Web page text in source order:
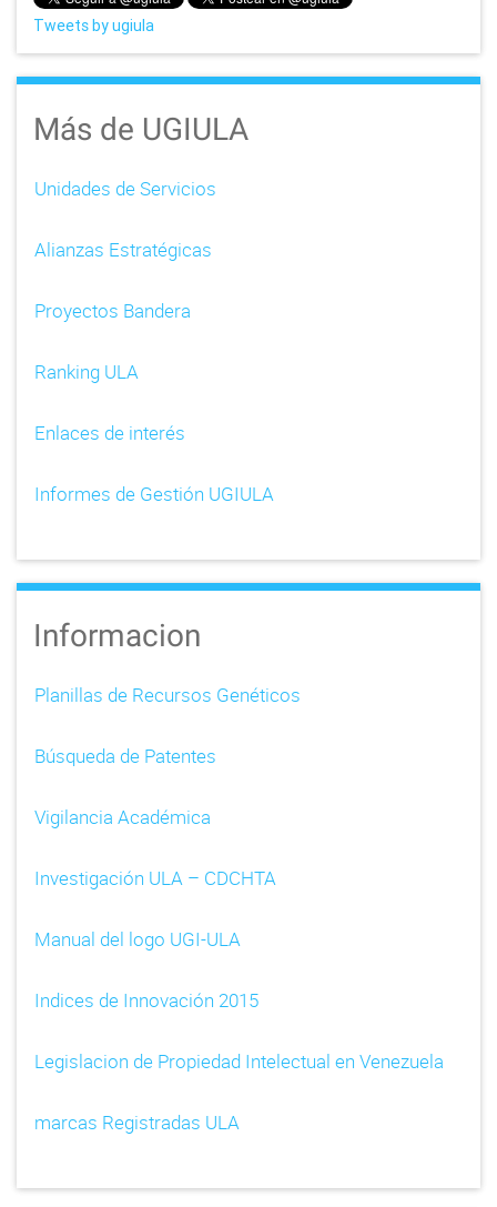
Tweets by ugiula
Más de UGIULA
Unidades de Servicios
Alianzas Estratégicas
Proyectos Bandera
Ranking ULA
Enlaces de interés
Informes de Gestión UGIULA
Informacion
Planillas de Recursos Genéticos
Búsqueda de Patentes
Vigilancia Académica
Investigación ULA – CDCHTA
Manual del logo UGI-ULA
Indices de Innovación 2015
Legislacion de Propiedad Intelectual en Venezuela
marcas Registradas ULA